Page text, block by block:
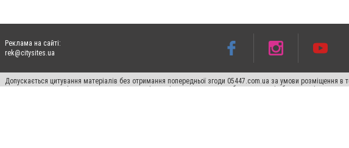
Реклама на сайті:
rek@citysites.ua
Допускається цитування матеріалів без отримання попередньої згоди 05447.com.ua за умови розміщення
пошукових систем гіперпосилання на цитовані статті не нижче другого абзацу в тексті або в якості